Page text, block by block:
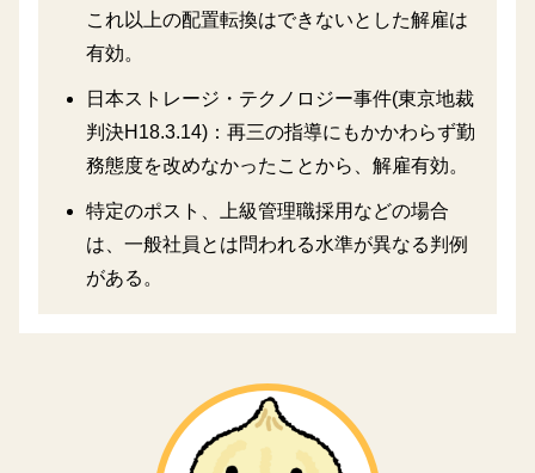
これ以上の配置転換はできないとした解雇は
有効。
日本ストレージ・テクノロジー事件(東京地裁
判決H18.3.14)：再三の指導にもかかわらず勤
務態度を改めなかったことから、解雇有効。
特定のポスト、上級管理職採用などの場合
は、一般社員とは問われる水準が異なる判例
がある。